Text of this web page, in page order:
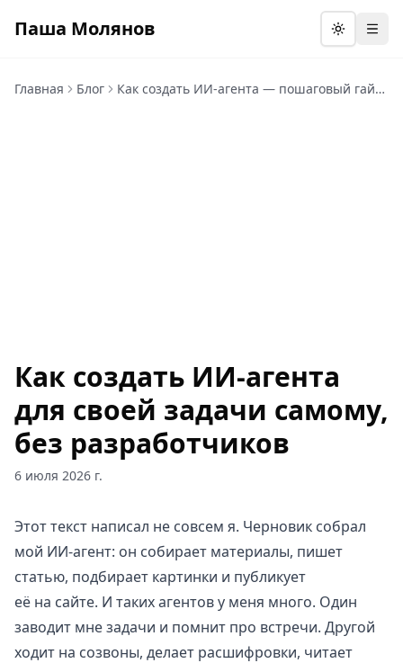
Паша Молянов
Главная Блог Как создать ИИ-агента — пошаговый гайд для новичка
Как создать ИИ-агента
для своей задачи самому,
без разработчиков
6 июля 2026 г.
Этот текст написал не совсем я. Черновик собрал
мой ИИ-агент: он собирает материалы, пишет
статью, подбирает картинки и публикует
её на сайте. И таких агентов у меня много. Один
заводит мне задачи и помнит про встречи. Другой
ходит на созвоны, делает расшифровки, читает